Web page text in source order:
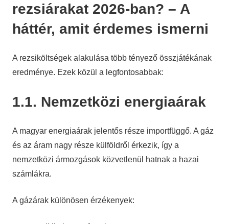
rezsiárakat 2026-ban? – A
háttér, amit érdemes ismerni
A rezsiköltségek alakulása több tényező összjátékának
eredménye. Ezek közül a legfontosabbak:
1.1. Nemzetközi energiaárak
A magyar energiaárak jelentős része importfüggő. A gáz
és az áram nagy része külföldről érkezik, így a
nemzetközi ármozgások közvetlenül hatnak a hazai
számlákra.
A gázárak különösen érzékenyek: